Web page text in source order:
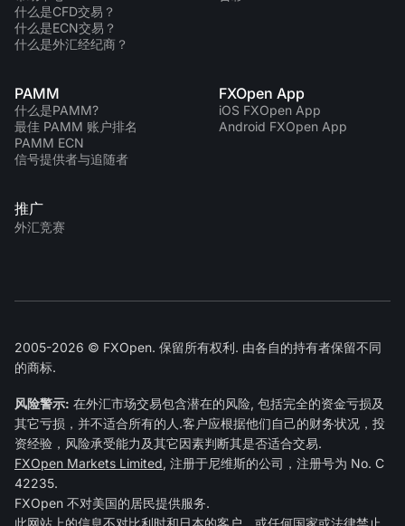
什么是CFD交易？
什么是ECN交易？
什么是外汇经纪商？
PAMM
什么是PAMM?
最佳 PAMM 账户排名
PAMM ECN
信号提供者与追随者
FXOpen App
iOS FXOpen App
Android FXOpen App
推广
外汇竞赛
2005-2026 © FXOpen. 保留所有权利. 由各自的持有者保留不同
的商标.
风险警示: 在外汇市场交易包含潜在的风险, 包括完全的资金亏损及
其它亏损，并不适合所有的人.客户应根据他们自己的财务状况，投
资经验，风险承受能力及其它因素判断其是否适合交易.
FXOpen Markets Limited, 注册于尼维斯的公司，注册号为 No. C
42235.
FXOpen 不对美国的居民提供服务.